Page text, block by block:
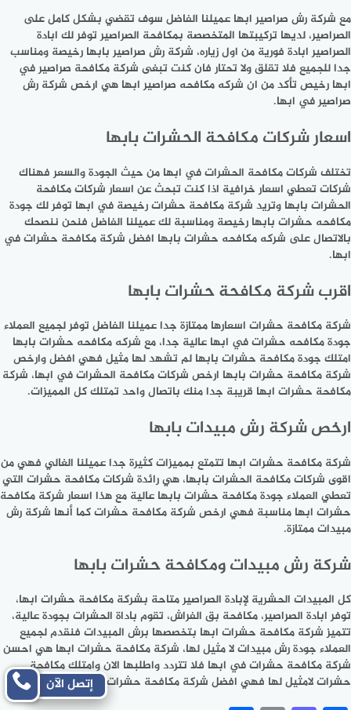
مع شركة رش صراصير ابها عميلنا الفاضل سوف تقضي بشكل كامل على
الصراصير، لديها تركيبتها المتخصصة بمكافحة الصراصير توفر لك ابادة
الصراصير ابادة فورية من اول زياره، شركة رش صراصير بابها رخيصة ومناسب
جدا للجميع فلا تقلق ولا تحتار فان كنت تبغى شركة مكافحة صراصير في
ابها رخيص تأكد من ان شركه مكافحه صراصير ابها هي ارخص شركة رش
صراصير في ابها.
اسعار شركات مكافحة الحشرات بابها
تختلف شركات مكافحة الحشرات في ابها من حيث الجودة والسعر فهناك
شركات تعطي اسعار خرافية اذا كنت تبحث عن اسعار شركات مكافحة
الحشرات بابها وتريد شركة مكافحة حشرات رخيصة في ابها توفر لك جودة
مكافحه حشرات بابها رخيصة ومناسبة لك عميلنا الفاضل فنحن ننصحك
بالاتصال على شركه مكافحه حشرات بابها افضل شركة مكافحة حشرات في
ابها.
اقرب شركة مكافحة حشرات بابها
شركة مكافحة حشرات اسعارها ممتازة جدا عميلنا الفاضل توفر لجميع العملاء
جودة مكافحه حشرات في ابها عالية جدا، مع شركه مكافحه حشرات بابها
امتلك جودة مكافحة حشرات بابها لم تشهد لها مثيل فهي افضل وارخص
شركة مكافحة حشرات بابها ارخص شركات مكافحة الحشرات في ابها، شركة
مكافحة حشرات ابها قريبة جدا منك باتصال واحد تمتلك كل المميزات.
ارخص شركة رش مبيدات بابها
شركة مكافحة حشرات ابها تتمتع بمميزات كثيرة جدا عميلنا الغالي فهي من
اقوى شركات مكافحة الحشرات بابها، هي رائدة شركات مكافحة حشرات التي
تعطي العملاء جودة مكافحة حشرات بابها عالية مع هذا اسعار شركة مكافحة
حشرات ابها مناسبة فهي ارخص شركة مكافحة حشرات كما أنها شركة رش
مبيدات ممتازة.
شركة رش مبيدات ومكافحة حشرات بابها
كل المبيدات الحشرية لإبادة الصراصير متاحة بشركة مكافحة حشرات ابها،
توفر ابادة الصراصير، مكافحة بق الفراش، تقوم باداة الحشرات بجودة عالية،
تتميز شركة مكافحة حشرات ابها بتخصصها برش المبيدات فنقدم لجميع
العملاء جودة رش مبيدات لا مثيل لها، شركة مكافحة حشرات ابها هي احسن
شركة مكافحة حشرات في ابها فلا تتردد واطلبها الان وامتلك مكافحة
حشرات لامثيل لها فهي افضل شركة مكافحة حشرات بابها.إتصل الآن